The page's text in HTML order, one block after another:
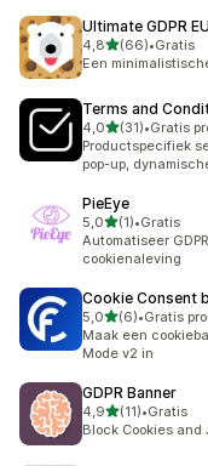
Ultimate GDPR
4,8van 5 sterren
(66)
66 recensies in
•Gratis
Een
Terms and
4,0van 5 sterren
(31)
31 recensies in
•Gratis
Productspecifiek
pop-up,
PieEye
5,0van 5 sterren
(1)
1 recensies in totaal
•Gratis
Automatiseer
cookienaleving
Cookie Consent
5,0van 5 sterren
(6)
6 recensies in
•Gratis
Maak een
Mode v2 in
GDPR Banner
4,9van 5 sterren
(11)
11 recensies in
•Gratis
Block Cookies